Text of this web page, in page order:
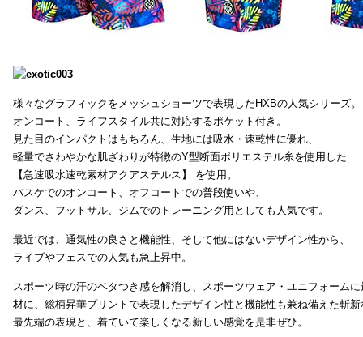
様々なグラフィックをメッシュショーツで表現したHXBの人気シリーズ。
オンコート、ライフスタイル共に対応するポケット付き。
見た目のインパクトはもちろん、生地には吸水・速乾性に優れ、
軽量でさわやかな肌ざわりが特徴のY型断面ポリエステル糸を使用した
【急速吸水速乾素材アクアステルス】 を使用。
バスケでのオンコート、オフコートでの普段使いや、
ダンス、フットサル、ジムでのトレーニング用としても人気です。
最近では、通気性の良さと機能性、そして他にはないデザイン性から、
ライブやフェスでの人気も急上昇中。
スポーツ時の汗のベタつき感を解消し、スポーツウェア・ユニフォーム
材に、総柄昇華プリントで表現したデザイン性と機能性も兼ね備えた斬
最先端の表現と、着ていて楽しくなる新しい感覚を是非ぜひ。